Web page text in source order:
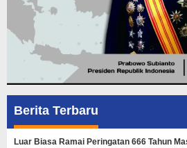
Berita Terbaru
Luar Biasa Ramai Peringatan 666 Tahun